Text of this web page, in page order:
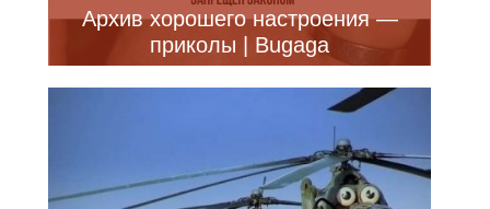
Архив хорошего настроения —
приколы | Bugaga